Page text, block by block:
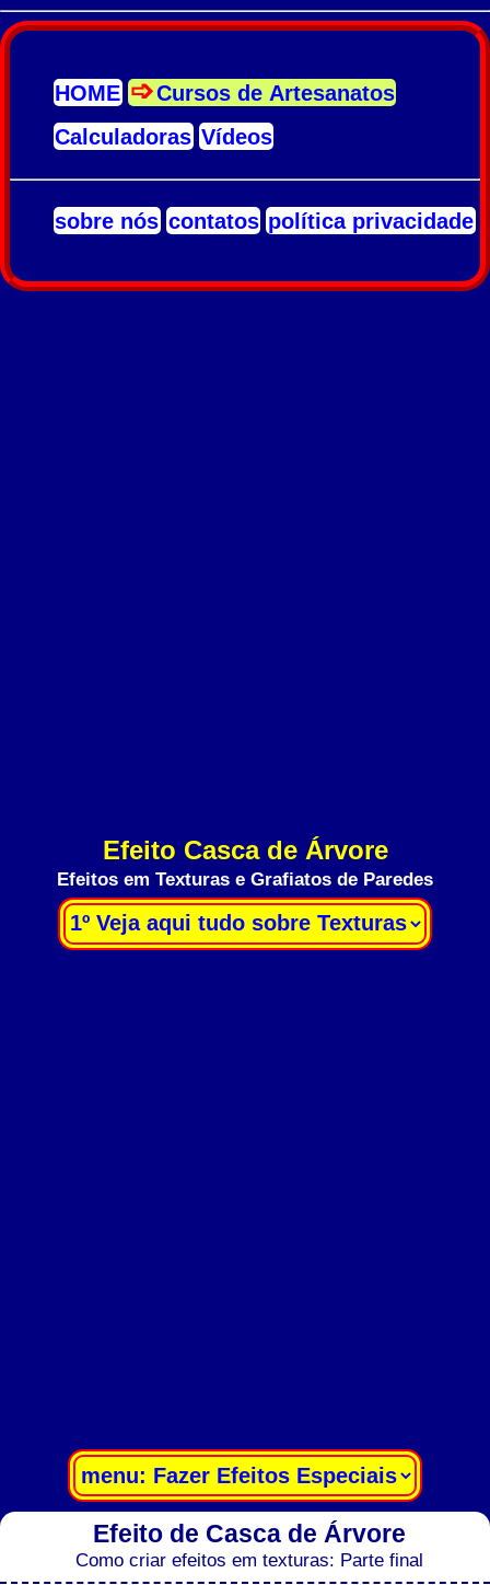
HOME
Cursos de Artesanatos
Calculadoras Vídeos
sobre nós contatos política privacidade
Efeito Casca de Árvore
Efeitos em Texturas e Grafiatos de Paredes
Efeito de Casca de Árvore
Como criar efeitos em texturas: Parte final